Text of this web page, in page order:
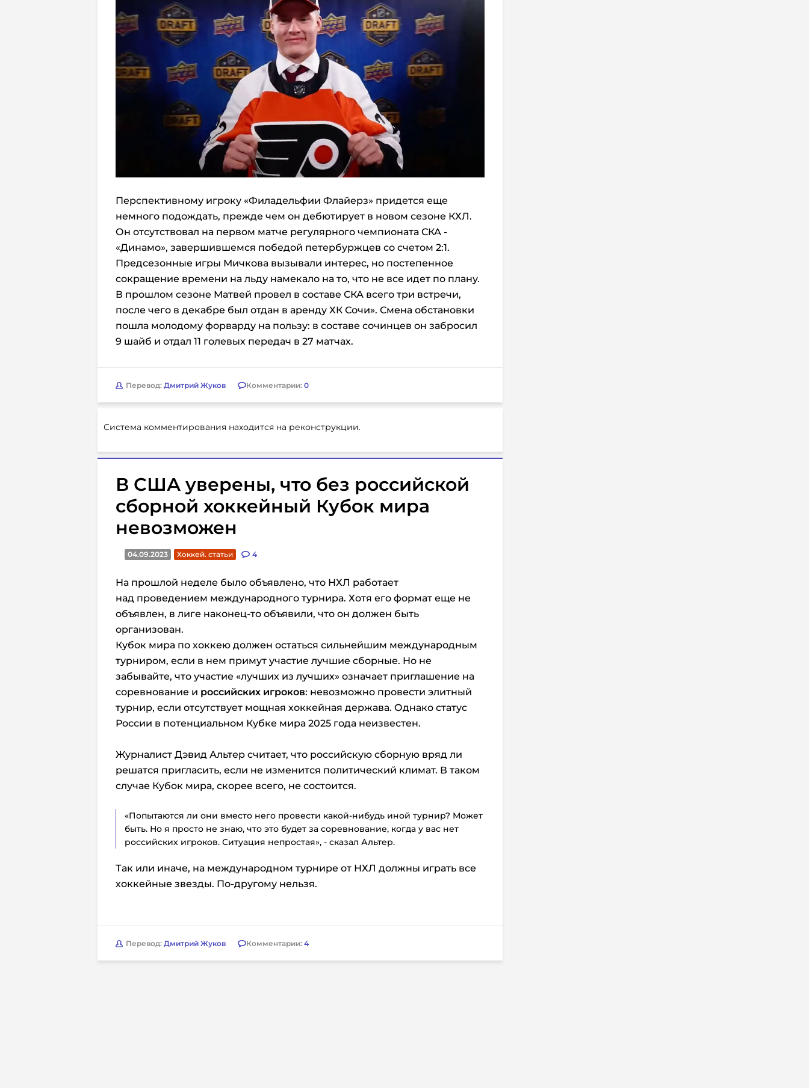
Перспективному игроку «Филадельфии Флайерз» придется еще
немного подождать, прежде чем он дебютирует в новом сезоне КХЛ.
Он отсутствовал на первом матче регулярного чемпионата СКА -
«Динамо», завершившемся победой петербуржцев со счетом 2:1.
Предсезонные игры Мичкова вызывали интерес, но постепенное
сокращение времени на льду намекало на то, что не все идет по плану.
В прошлом сезоне Матвей провел в составе СКА всего три встречи,
после чего в декабре был отдан в аренду ХК Сочи». Смена обстановки
пошла молодому форварду на пользу: в составе сочинцев он забросил
9 шайб и отдал 11 голевых передач в 27 матчах.
Перевод: Дмитрий Жуков Комментарии: 0
Система комментирования находится на реконструкции.
В США уверены, что без российской
сборной хоккейный Кубок мира
невозможен
04.09.2023 Хоккей. статьи 4
На прошлой неделе было объявлено, что НХЛ работает
над проведением международного турнира. Хотя его формат еще не
объявлен, в лиге наконец-то объявили, что он должен быть
организован.
Кубок мира по хоккею должен остаться сильнейшим международным
турниром, если в нем примут участие лучшие сборные. Но не
забывайте, что участие «лучших из лучших» означает приглашение на
соревнование и российских игроков: невозможно провести элитный
турнир, если отсутствует мощная хоккейная держава. Однако статус
России в потенциальном Кубке мира 2025 года неизвестен.
Журналист Дэвид Альтер считает, что российскую сборную вряд ли
решатся пригласить, если не изменится политический климат. В таком
случае Кубок мира, скорее всего, не состоится.
«Попытаются ли они вместо него провести какой-нибудь иной турнир? Может
быть. Но я просто не знаю, что это будет за соревнование, когда у вас нет
российских игроков. Ситуация непростая», - сказал Альтер.
Так или иначе, на международном турнире от НХЛ должны играть все
хоккейные звезды. По-другому нельзя.
Перевод: Дмитрий Жуков Комментарии: 4